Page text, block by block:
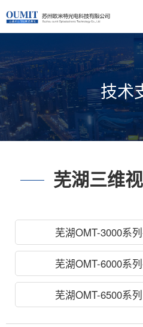
技术
芜湖三维
芜湖OMT-3000系
芜湖OMT-6000系
芜湖OMT-6500系